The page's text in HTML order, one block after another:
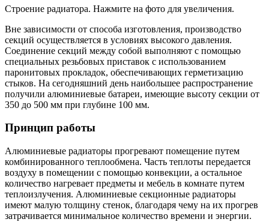
Строение радиатора. Нажмите на фото для увеличения.
Вне зависимости от способа изготовления, производство
секций осуществляется в условиях высокого давления.
Соединение секций между собой выполняют с помощью
специальных резьбовых приставок с использованием
паронитовых прокладок, обеспечивающих герметизацию
стыков. На сегодняшний день наибольшее распространение
получили алюминиевые батареи, имеющие высоту секции от
350 до 500 мм при глубине 100 мм.
Принцип работы
Алюминиевые радиаторы прогревают помещение путем
комбинированного теплообмена. Часть теплоты передается
воздуху в помещении с помощью конвекции, а остальное
количество нагревает предметы и мебель в комнате путем
теплоизлучения. Алюминиевые секционные радиаторы
имеют малую толщину стенок, благодаря чему на их прогрев
затрачивается минимальное количество времени и энергии.